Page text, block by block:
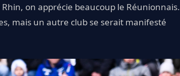
on apprécie beaucoup le Réunionnais.
mais un autre club se serait manifesté